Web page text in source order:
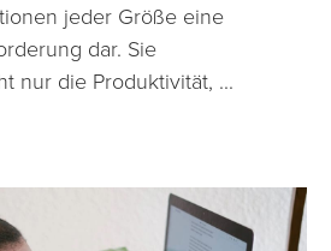
jeder Größe eine
dar. Sie
nur die Produktivität, ...